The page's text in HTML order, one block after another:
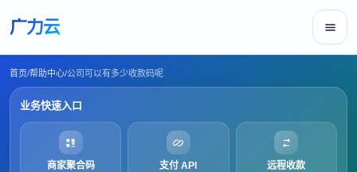
广力云
首页/帮助中心/公司可以有多少收款码呢
业务快速入口
商家聚合码 支付 API 远程收款